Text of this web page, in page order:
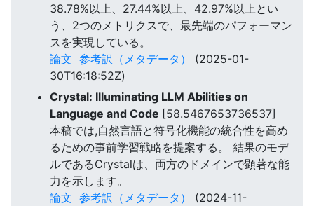
38.78%以上、27.44%以上、42.97%以上とい
う、2つのメトリクスで、最先端のパフォーマン
スを実現している。
論文 参考訳（メタデータ）
(2025-01-
30T16:18:52Z)
Crystal: Illuminating LLM Abilities on
Language and Code [58.5467653736537]
本稿では,自然言語と符号化機能の統合性を高め
るための事前学習戦略を提案する。 結果のモデ
ルであるCrystalは、両方のドメインで顕著な能
力を示します。
論文 参考訳（メタデータ）
(2024-11-